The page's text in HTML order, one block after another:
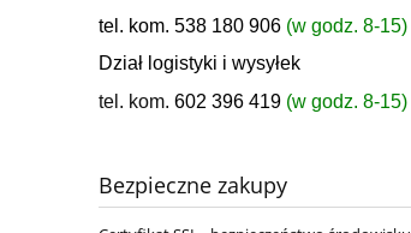
tel. kom. 538 180 906 (w godz. 8-15)
Dział logistyki i wysyłek
tel. kom. 602 396 419 (w godz. 8-15)
Bezpieczne zakupy